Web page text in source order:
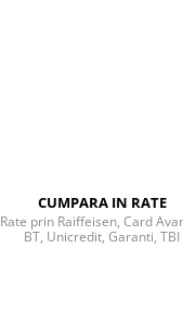
CUMPARA IN RATE
Rate prin Raiffeisen, Card
BT, Unicredit, Garanti, TBI